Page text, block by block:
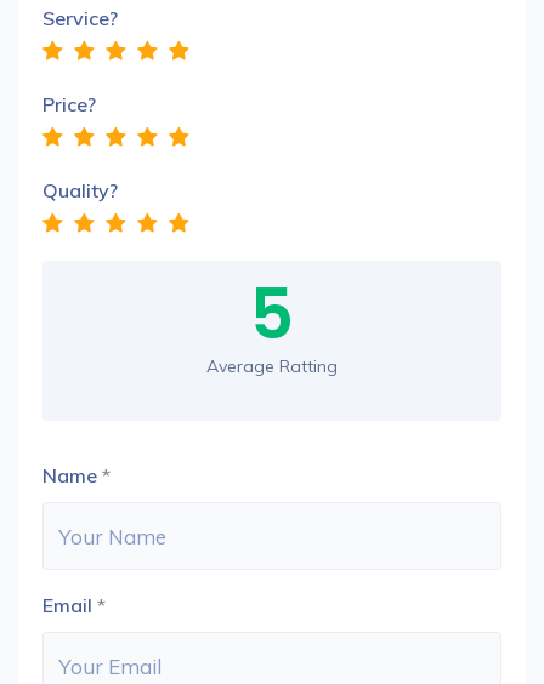
Service?
Price?
Quality?
5
Average Ratting
Name *
Email *